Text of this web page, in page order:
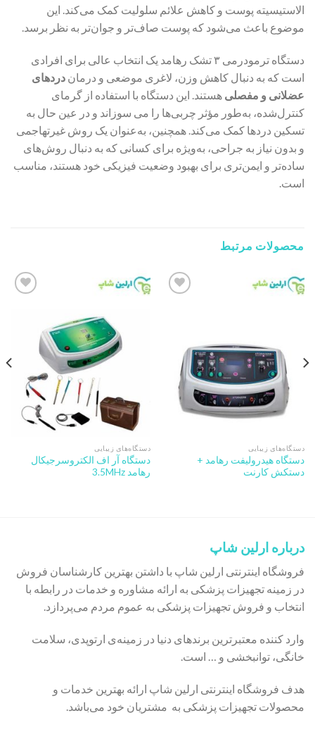
الاستیسیته پوست و کاهش علائم سلولیت کمک می‌کند. این
موضوع باعث می‌شود که پوست صاف‌تر و جوان‌تر به نظر برسد.
دستگاه ترمودرمی ۳ تشک رهامد یک انتخاب عالی برای افرادی
است که به دنبال کاهش وزن، لاغری موضعی و درمان دردهای
عضلانی و مفصلی هستند. این دستگاه با استفاده از گرمای
کنترل‌شده، به‌طور مؤثر چربی‌ها را می سوزاند و در عین حال به
تسکین دردها کمک می‌کند. همچنین، به‌عنوان یک روش غیرتهاجمی
و بدون نیاز به جراحی، به‌ویژه برای کسانی که به دنبال روش‌های
ساده‌تر و ایمن‌تری برای بهبود وضعیت فیزیکی خود هستند، مناسب
است.
محصولات مرتبط
دستگاه‌های زیبایی
دستگاه هیدرولیفت رهامد +
دستکش کارنت
دستگاه‌های زیبایی
دستگاه آر اف الکتروسرجیکال
رهامد 3.5MHz
درباره ارلین شاپ
فروشگاه اینترنتی ارلین شاپ با داشتن بهترین کارشناسان فروش
در زمینه تجهیزات پزشکی به ارائه مشاوره و خدمات در رابطه با
انتخاب و فروش تجهیزات پزشکی به عموم مردم می‌پردازد.
وارد کننده معتبرترین برندهای دنیا در زمینه‌ی ارتوپدی، سلامت
خانگی، توانبخشی و … است.
هدف فروشگاه اینترنتی ارلین شاپ ارائه بهترین خدمات و
محصولات تجهیزات پزشکی به مشتریان خود می‌باشد.